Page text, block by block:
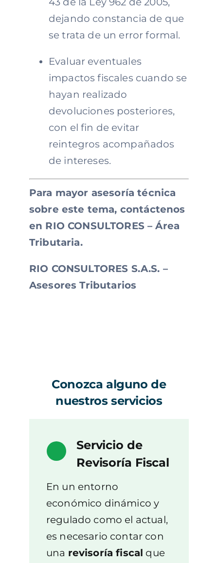
dejando constancia de que
se trata de un error formal.
Evaluar eventuales
impactos fiscales cuando se
hayan realizado
devoluciones posteriores,
con el fin de evitar
reintegros acompañados
de intereses.
Para mayor asesoría técnica
sobre este tema, contáctenos
en RIO CONSULTORES – Área
Tributaria.
RIO CONSULTORES S.A.S. –
Asesores Tributarios
Conozca alguno de
nuestros servicios
Servicio de
Revisoría Fiscal
En un entorno
económico dinámico y
regulado como el actual,
es necesario contar con
una revisoría fiscal que